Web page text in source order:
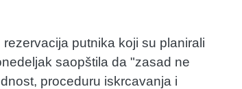
putnika koji su planirali
saopštila da "zasad ne
proceduru iskrcavanja i